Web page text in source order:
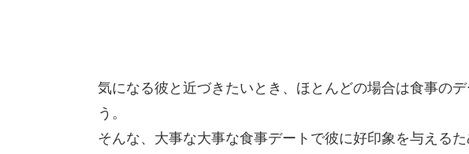
気になる彼と近づきたいとき、ほとんどの場合は食事の
う。
そんな、大事な大事な食事デートで彼に好印象を与える